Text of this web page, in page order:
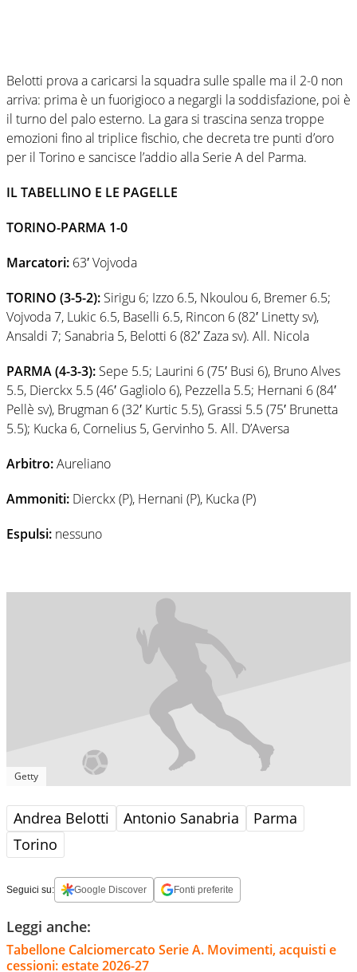
Belotti prova a caricarsi la squadra sulle spalle ma il 2-0 non
arriva: prima è un fuorigioco a negargli la soddisfazione, poi è
il turno del palo esterno. La gara si trascina senza troppe
emozioni fino al triplice fischio, che decreta tre punti d’oro
per il Torino e sancisce l’addio alla Serie A del Parma.
IL TABELLINO E LE PAGELLE
TORINO-PARMA 1-0
Marcatori: 63′ Vojvoda
TORINO (3-5-2): Sirigu 6; Izzo 6.5, Nkoulou 6, Bremer 6.5;
Vojvoda 7, Lukic 6.5, Baselli 6.5, Rincon 6 (82′ Linetty sv),
Ansaldi 7; Sanabria 5, Belotti 6 (82′ Zaza sv). All. Nicola
PARMA (4-3-3): Sepe 5.5; Laurini 6 (75′ Busi 6), Bruno Alves
5.5, Dierckx 5.5 (46′ Gagliolo 6), Pezzella 5.5; Hernani 6 (84′
Pellè sv), Brugman 6 (32′ Kurtic 5.5), Grassi 5.5 (75′ Brunetta
5.5); Kucka 6, Cornelius 5, Gervinho 5. All. D’Aversa
Arbitro:Aureliano
Ammoniti: Dierckx (P), Hernani (P), Kucka (P)
Espulsi: nessuno
Getty
Andrea Belotti Antonio Sanabria
Parma
Torino
Seguici su: Google Discover Fonti preferite
Leggi anche:
Tabellone Calciomercato Serie A. Movimenti, acquisti e
cessioni: estate 2026-27